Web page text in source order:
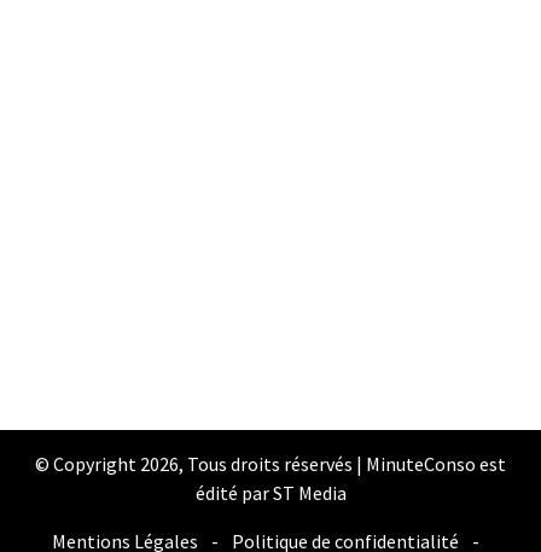
© Copyright 2026, Tous droits réservés | MinuteConso est
édité par ST Media
Mentions Légales
- Politique de confidentialité -